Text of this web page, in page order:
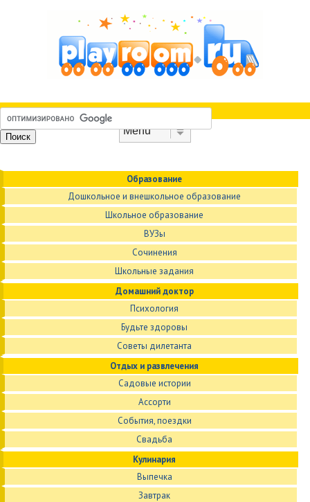
Образование
Дошкольное и внешкольное образование
Школьное образование
ВУЗы
Сочинения
Школьные задания
Домашний доктор
Психология
Будьте здоровы
Советы дилетанта
Отдых и развлечения
Садовые истории
Ассорти
События, поездки
Свадьба
Кулинария
Выпечка
Завтрак